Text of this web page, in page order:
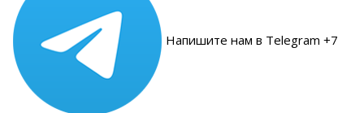
Напишите нам в Telegram +7